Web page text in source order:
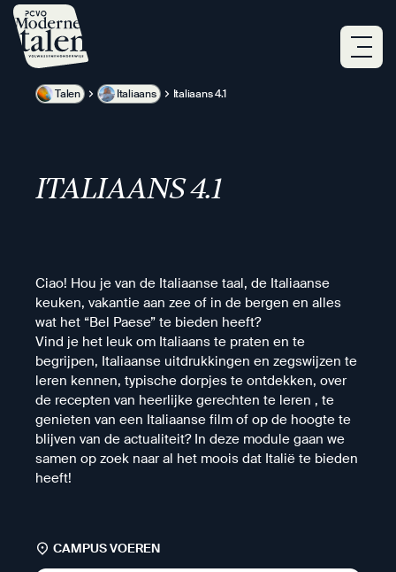
Overslaan
naar
Talen Italiaans Italiaans 4.1
ITALIAANS 4.1
Ciao! Hou je van de Italiaanse taal, de Italiaanse
keuken, vakantie aan zee of in de bergen en alles
wat het “Bel Paese” te bieden heeft?
Vind je het leuk om Italiaans te praten en te
begrijpen, Italiaanse uitdrukkingen en zegswijzen te
leren kennen, typische dorpjes te ontdekken, over
de recepten van heerlijke gerechten te leren , te
genieten van een Italiaanse film of op de hoogte te
blijven van de actualiteit? In deze module gaan we
samen op zoek naar al het moois dat Italië te bieden
heeft!
CAMPUS VOEREN